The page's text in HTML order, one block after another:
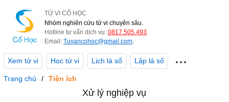
TỬ VI CỔ HỌC
Nhóm nghiên cứu tử vi chuyên sâu.
Hotline tư vấn dịch vụ: 0817.505.493.
Email: Tuvancohoc@gmail.com.
Xem tử vi Học tử vi Lịch lá số Lập lá số
Trang chủ Tiện ích
Xử lý nghiệp vụ